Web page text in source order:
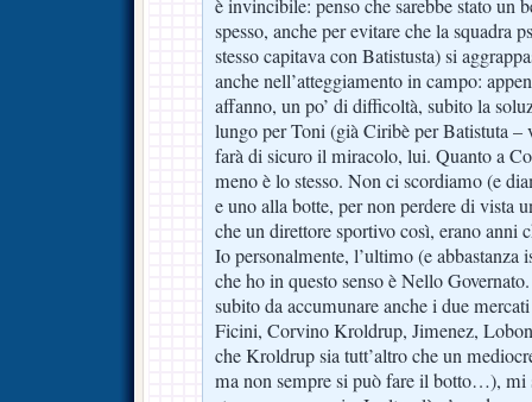
è invincibile: penso che sarebbe stato un
spesso, anche per evitare che la squadra
stesso capitava con Batistusta) si
anche nell’atteggiamento in campo:
affanno, un po’ di difficoltà, subito la
lungo per Toni (già Ciribè per Batistuta –
farà di sicuro il miracolo, lui. Quanto a
meno è lo stesso. Non ci scordiamo (e
e uno alla botte, per non perdere di vista
che un direttore sportivo così, erano anni
Io personalmente, l’ultimo (e abbastanza
che ho in questo senso è Nello
subito da accumunare anche i due
Ficini, Corvino Kroldrup, Jimenez,
che Kroldrup sia tutt’altro che un
ma non sempre si può fare il botto…), mi